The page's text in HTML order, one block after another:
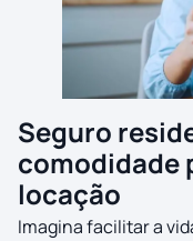
Seguro
comodidade
locação
Imagina facilitar a